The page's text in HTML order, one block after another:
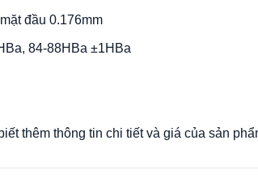
đầu 0.176mm
84-88HBa ±1HBa
thêm thông tin chi tiết và giá của sản